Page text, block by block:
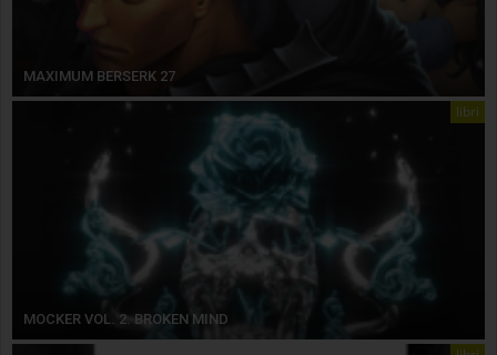
MAXIMUM BERSERK 27
libri
MOCKER VOL. 2. BROKEN MIND